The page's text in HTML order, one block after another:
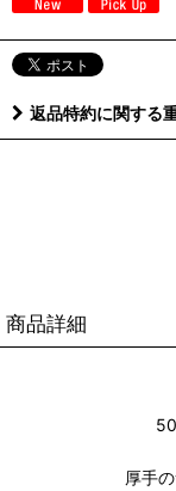
返品特約に関する
商品詳細
厚手